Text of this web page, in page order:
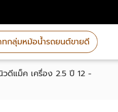
ทกลุ่มหม้อน้ำรถยนต์ขายดี
ดีแม็ค เครื่อง 2.5 ปี 12 -